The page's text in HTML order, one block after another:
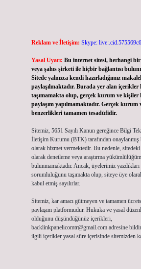
Reklam ve İletişim: Skype:
Yasal Uyarı: Bu internet sitesi, herhangi
veya şahıs şirketi ile hiçbir bağlantısı
Sitede yalnızca kendi hazırladığımız
paylaşılmaktadır. Burada yer alan içerikler
taşımamakta olup, gerçek kurum ve kişiler
paylaşım yapılmamaktadır. Gerçek kurum
benzerlikleri tamamen tesadüfidir.
Sitemiz, 5651 Sayılı Kanun gereğince Bilgi
İletişim Kurumu (BTK) tarafından onaylanmış
olarak hizmet vermektedir. Bu nedenle,
olarak denetleme veya araştırma
bulunmamaktadır. Ancak, üyelerimiz
sorumluluğunu taşımakta olup, siteye üye
kabul etmiş sayılırlar.
Sitemiz, kar amacı gütmeyen ve tamamen
paylaşım platformudur. Hukuka ve yasal
olduğunu düşündüğünüz içerikleri,
backlinkpanelicomtr@gmail.comadresine
ilgili içerikler yasal süre içerisinde sitemizden